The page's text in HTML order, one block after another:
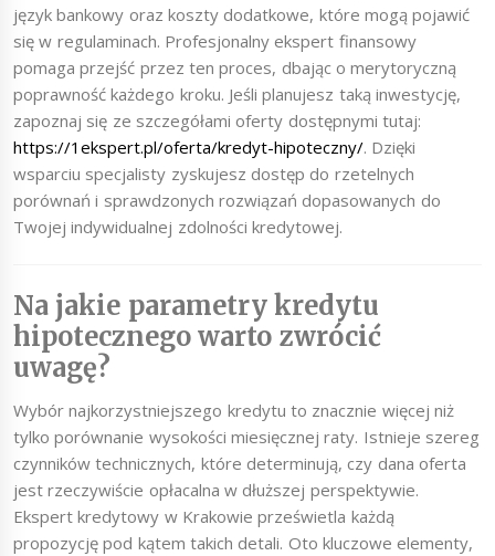
język bankowy oraz koszty dodatkowe, które mogą pojawić
się w regulaminach. Profesjonalny ekspert finansowy
pomaga przejść przez ten proces, dbając o merytoryczną
poprawność każdego kroku. Jeśli planujesz taką inwestycję,
zapoznaj się ze szczegółami oferty dostępnymi tutaj:
https://1ekspert.pl/oferta/kredyt-hipoteczny/. Dzięki
wsparciu specjalisty zyskujesz dostęp do rzetelnych
porównań i sprawdzonych rozwiązań dopasowanych do
Twojej indywidualnej zdolności kredytowej.
Na jakie parametry kredytu
hipotecznego warto zwrócić
uwagę?
Wybór najkorzystniejszego kredytu to znacznie więcej niż
tylko porównanie wysokości miesięcznej raty. Istnieje szereg
czynników technicznych, które determinują, czy dana oferta
jest rzeczywiście opłacalna w dłuższej perspektywie.
Ekspert kredytowy w Krakowie prześwietla każdą
propozycję pod kątem takich detali. Oto kluczowe elementy,